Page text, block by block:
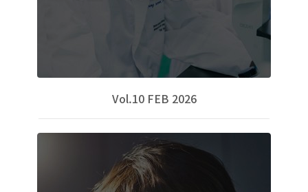
Vol.10 FEB 2026